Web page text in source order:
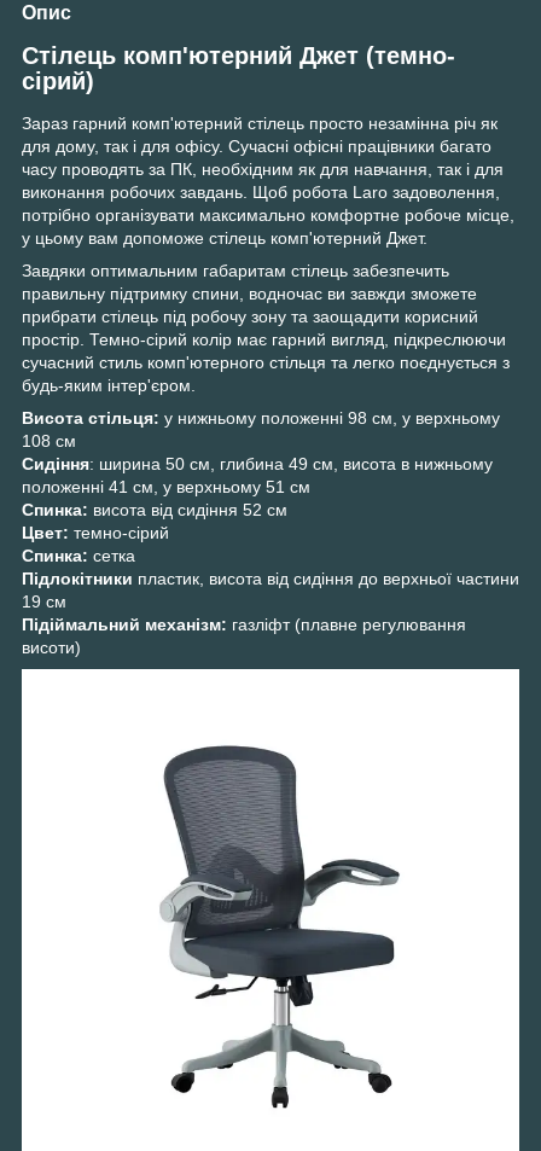
Опис
Стілець комп'ютерний Джет (темно-
сірий)
Зараз гарний комп'ютерний стілець просто незамінна річ як
для дому, так і для офісу. Сучасні офісні працівники багато
часу проводять за ПК, необхідним як для навчання, так і для
виконання робочих завдань. Щоб робота Laro задоволення,
потрібно організувати максимально комфортне робоче місце,
у цьому вам допоможе стілець комп'ютерний Джет.
Завдяки оптимальним габаритам стілець забезпечить
правильну підтримку спини, водночас ви завжди зможете
прибрати стілець під робочу зону та заощадити корисний
простір. Темно-сірий колір має гарний вигляд, підкреслюючи
сучасний стиль комп'ютерного стільця та легко поєднується з
будь-яким інтер'єром.
Висота стільця: у нижньому положенні 98 см, у верхньому
108 см
Сидіння: ширина 50 см, глибина 49 см, висота в нижньому
положенні 41 см, у верхньому 51 см
Спинка: висота від сидіння 52 см
Цвет: темно-сірий
Спинка: сетка
Підлокітники пластик, висота від сидіння до верхньої частини
19 см
Підіймальний механізм: газліфт (плавне регулювання
висоти)